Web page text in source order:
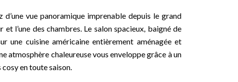
vue panoramique imprenable depuis le grand
l’une des chambres. Le salon spacieux, baigné de
une cuisine américaine entièrement aménagée et
atmosphère chaleureuse vous enveloppe grâce à un
en toute saison.